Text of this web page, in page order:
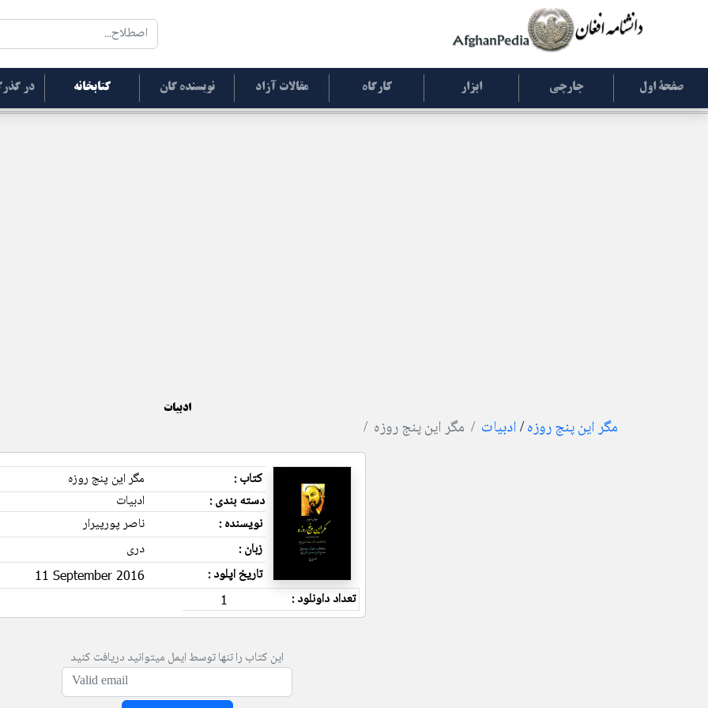
صفحۀ اول جارچی ابزار کارگاه مقالات آزاد نویسنده گان کتابخانه در
ادبیات
مگر این پنج روزه/ادبیات مگر این پنج روزه
کتاب :
مگر این پنج روزه
دسته بندی :
ادبیات
نویسنده :
ناصر پورپیرار
زبان :
دری
تاریخ اپلود :
11 September 2016
تعداد داونلود : 1
این کتاب را تنها توسط ایمل میتوانید دریافت کنید